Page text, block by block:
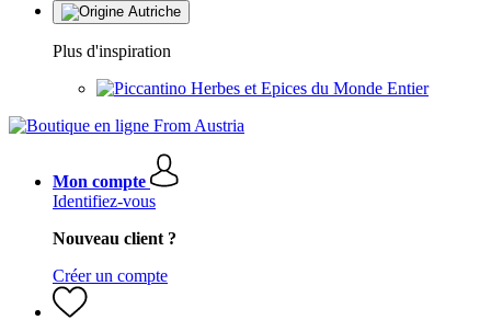
Plus d'inspiration
Herbes et Epices du Monde Entier
Mon compte
Identifiez-vous
Nouveau client ?
Créer un compte